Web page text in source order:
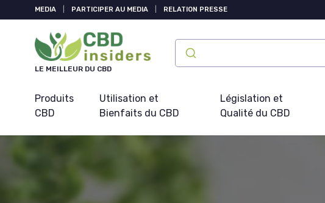
MEDIA PARTICIPER AU MEDIA RELATION PRESSE
LE MEILLEUR DU CBD
Produits
CBD
Utilisation et
Bienfaits du CBD
Législation et
Qualité du CBD
Panneau de gestion des cookies